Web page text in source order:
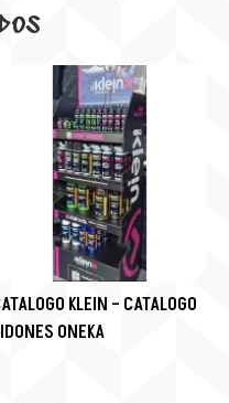
KLEIN – CATALOGO
ONEKA